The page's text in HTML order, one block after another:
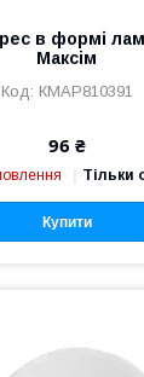
в формі
Максім
КМAP810391
96 ₴
Тільки
Купити